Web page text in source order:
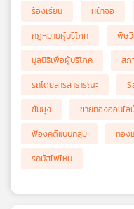
ร้องเรียน
หน้าจอ
กฎหมายผู้บริโภค
พิษ
มูลนิธิเพื่อผู้บริโภค
สภ
รถโดยสารสาธารณะ
ซัมซุง
ขายทองออนไล
ฟ้องคดีแบบกลุ่ม
ทอง
รถบัสไฟไหม